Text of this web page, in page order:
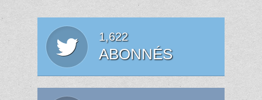
1,622
ABONNÉS